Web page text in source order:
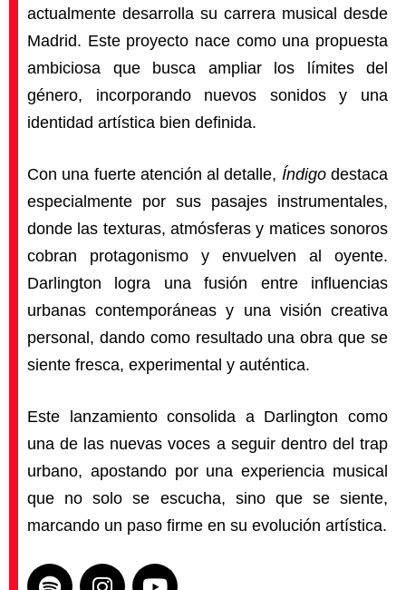
actualmente desarrolla su carrera musical desde
Madrid. Este proyecto nace como una propuesta
ambiciosa que busca ampliar los límites del
género, incorporando nuevos sonidos y una
identidad artística bien definida.
Con una fuerte atención al detalle, Índigodestaca
especialmente por sus pasajes instrumentales,
donde las texturas, atmósferas y matices sonoros
cobran protagonismo y envuelven al oyente.
Darlington logra una fusión entre influencias
urbanas contemporáneas y una visión creativa
personal, dando como resultado una obra que se
siente fresca, experimental y auténtica.
Este lanzamiento consolida a Darlington como
una de las nuevas voces a seguir dentro del trap
urbano, apostando por una experiencia musical
que no solo se escucha, sino que se siente,
marcando un paso firme en su evolución artística.